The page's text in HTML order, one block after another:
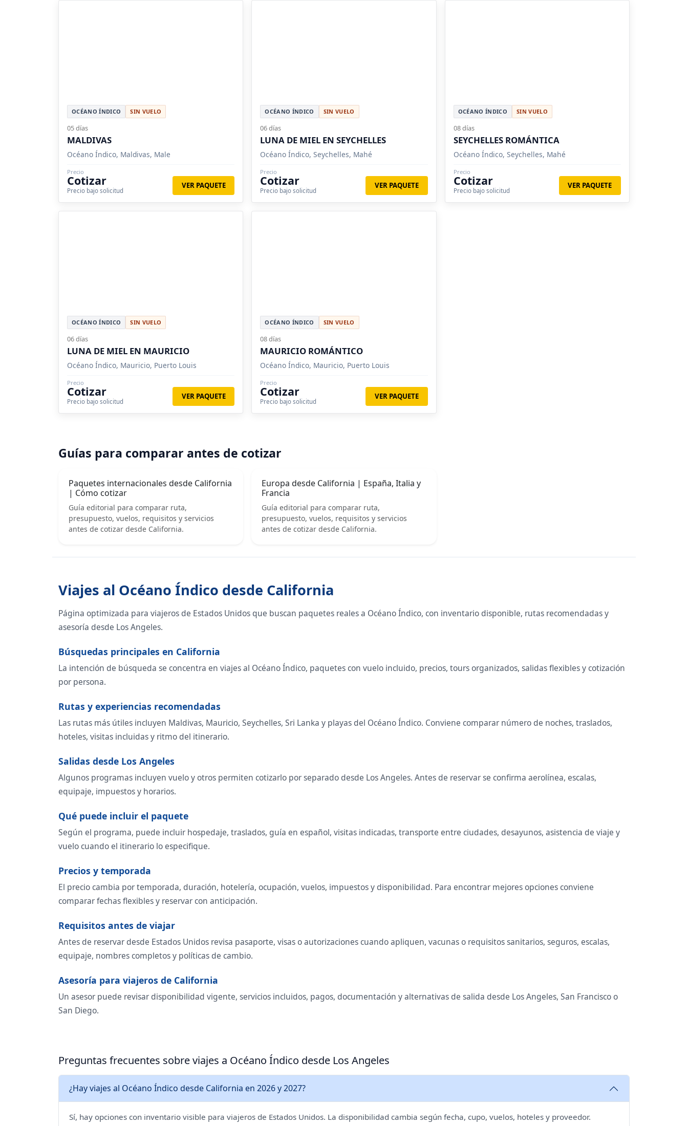
OCÉANO ÍNDICO SIN VUELO
05 días
MALDIVAS
Océano Índico, Maldivas, Male
Precio
Cotizar
Precio bajo solicitud
VER PAQUETE
OCÉANO ÍNDICO SIN VUELO
06 días
LUNA DE MIEL EN SEYCHELLES
Océano Índico, Seychelles, Mahé
Precio
Cotizar
Precio bajo solicitud
VER PAQUETE
OCÉANO ÍNDICO SIN VUELO
08 días
SEYCHELLES ROMÁNTICA
Océano Índico, Seychelles, Mahé
Precio
Cotizar
Precio bajo solicitud
VER PAQUETE
OCÉANO ÍNDICO SIN VUELO
06 días
LUNA DE MIEL EN MAURICIO
Océano Índico, Mauricio, Puerto Louis
Precio
Cotizar
Precio bajo solicitud
VER PAQUETE
OCÉANO ÍNDICO SIN VUELO
08 días
MAURICIO ROMÁNTICO
Océano Índico, Mauricio, Puerto Louis
Precio
Cotizar
Precio bajo solicitud
VER PAQUETE
Guías para comparar antes de cotizar
Paquetes internacionales desde California
| Cómo cotizar
Guía editorial para comparar ruta,
presupuesto, vuelos, requisitos y servicios
antes de cotizar desde California.
Europa desde California | España, Italia y
Francia
Guía editorial para comparar ruta,
presupuesto, vuelos, requisitos y servicios
antes de cotizar desde California.
Viajes al Océano Índico desde California
Página optimizada para viajeros de Estados Unidos que buscan paquetes reales a Océano Índico, con inventario disponible, rutas recomendadas y
asesoría desde Los Angeles.
Búsquedas principales en California
La intención de búsqueda se concentra en viajes al Océano Índico, paquetes con vuelo incluido, precios, tours organizados, salidas flexibles y cotización
por persona.
Rutas y experiencias recomendadas
Las rutas más útiles incluyen Maldivas, Mauricio, Seychelles, Sri Lanka y playas del Océano Índico. Conviene comparar número de noches, traslados,
hoteles, visitas incluidas y ritmo del itinerario.
Salidas desde Los Angeles
Algunos programas incluyen vuelo y otros permiten cotizarlo por separado desde Los Angeles. Antes de reservar se confirma aerolínea, escalas,
equipaje, impuestos y horarios.
Qué puede incluir el paquete
Según el programa, puede incluir hospedaje, traslados, guía en español, visitas indicadas, transporte entre ciudades, desayunos, asistencia de viaje y
vuelo cuando el itinerario lo especifique.
Precios y temporada
El precio cambia por temporada, duración, hotelería, ocupación, vuelos, impuestos y disponibilidad. Para encontrar mejores opciones conviene
comparar fechas flexibles y reservar con anticipación.
Requisitos antes de viajar
Antes de reservar desde Estados Unidos revisa pasaporte, visas o autorizaciones cuando apliquen, vacunas o requisitos sanitarios, seguros, escalas,
equipaje, nombres completos y políticas de cambio.
Asesoría para viajeros de California
Un asesor puede revisar disponibilidad vigente, servicios incluidos, pagos, documentación y alternativas de salida desde Los Angeles, San Francisco o
San Diego.
Preguntas frecuentes sobre viajes a Océano Índico desde Los Angeles
¿Hay viajes al Océano Índico desde California en 2026 y 2027?
Sí, hay opciones con inventario visible para viajeros de Estados Unidos. La disponibilidad cambia según fecha, cupo, vuelos, hoteles y proveedor.